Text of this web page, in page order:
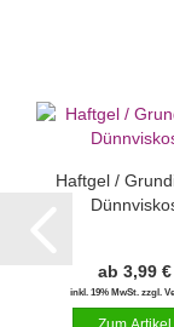
Haftgel /
ab 3,99 €
inkl. 19% MwSt. zzgl.